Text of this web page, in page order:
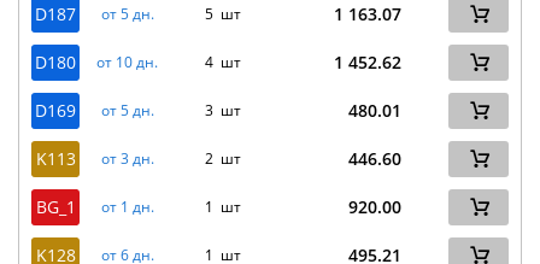
D187 от 5 дн. 5 шт 1 163.07
D180 от 10 дн. 4 шт 1 452.62
D169 от 5 дн. 3 шт 480.01
K113 от 3 дн. 2 шт 446.60
BG_1 от 1 дн. 1 шт 920.00
K128 от 6 дн. 1 шт 495.21